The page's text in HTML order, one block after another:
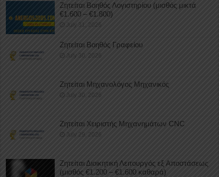
Ζητείται Βοηθός Λογιστηρίου (μισθός μικτά
€1.600 – €1.800)
July 31, 2026
Ζητείται Βοηθός Γραφείου
July 30, 2026
Ζητείται Μηχανολόγος Μηχανικός
July 30, 2026
Ζητείται Χειριστής Μηχανημάτων CNC
July 29, 2026
Ζητείται Διοικητική Λειτουργός εξ Αποστάσεως
(μισθός €1.200 – €1.600 καθαρά)